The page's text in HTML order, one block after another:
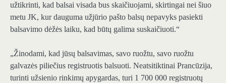
užtikrinti, kad balsai visada bus skaičiuojami, skirtingai nei šiuo
metu JK, kur dauguma užjūrio pašto balsų nepavyks pasiekti
balsavimo dėžės laiku, kad būtų galima suskaičiuoti.“
„Žinodami, kad jūsų balsavimas, savo ruožtu, savo ruožtu
galvazės piliečius registruotis balsuoti. Neatsitiktinai Prancūzija,
turinti užsienio rinkimų apygardas, turi 1 700 000 registruotų